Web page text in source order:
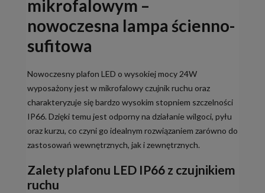
mikrofalowym –
nowoczesna lampa ścienno-
sufitowa
Nowoczesny plafon LED o wysokiej mocy 24W
wyposażony jest w mikrofalowy czujnik ruchu oraz
charakteryzuje się bardzo wysokim stopniem szczelności
IP66. Dzięki temu jest odporny na działanie wilgoci, pyłu
oraz kurzu, co czyni go idealnym rozwiązaniem zarówno do
zastosowań wewnętrznych, jak i zewnętrznych.
Zalety plafonu LED IP66 z czujnikiem
ruchu